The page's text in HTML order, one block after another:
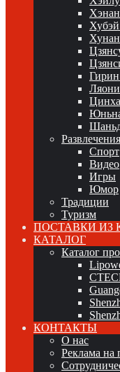
Развлечения
Спорт
Видео
Игры
Юмор
Традиции
Туризм
ПОСТАВКИ ИЗ
КАТАЛОГ
Каталог
КОНТАКТЫ
О нас
Реклама на